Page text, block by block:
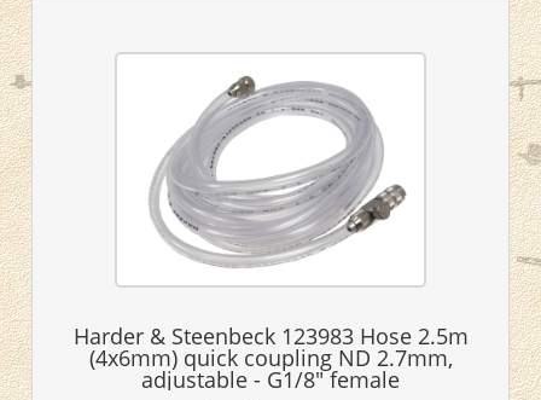
Harder & Steenbeck 123983 Hose 2.5m
(4x6mm) quick coupling ND 2.7mm,
adjustable - G1/8" female